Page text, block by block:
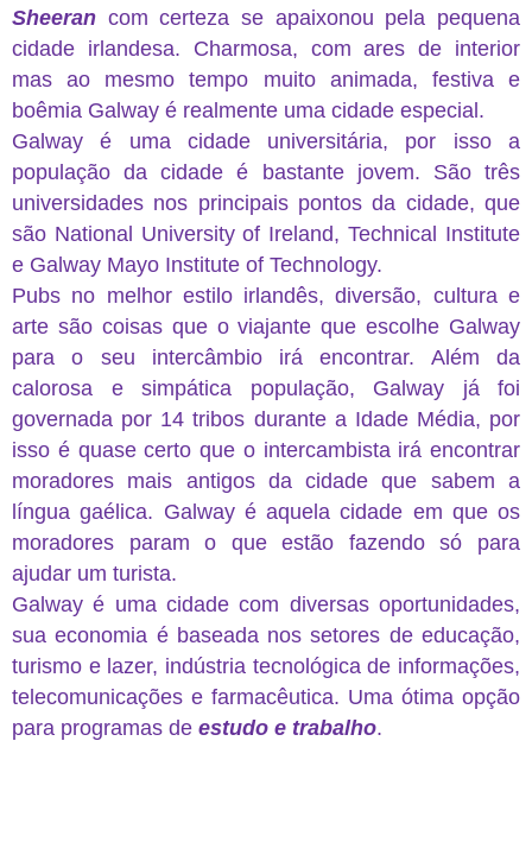
Sheeran com certeza se apaixonou pela pequena
cidade irlandesa. Charmosa, com ares de interior
mas ao mesmo tempo muito animada, festiva e
boêmia Galway é realmente uma cidade especial.
Galway é uma cidade universitária, por isso a
população da cidade é bastante jovem. São três
universidades nos principais pontos da cidade, que
são National University of Ireland, Technical Institute
e Galway Mayo Institute of Technology.
Pubs no melhor estilo irlandês, diversão, cultura e
arte são coisas que o viajante que escolhe Galway
para o seu intercâmbio irá encontrar. Além da
calorosa e simpática população, Galway já foi
governada por 14 tribos durante a Idade Média, por
isso é quase certo que o intercambista irá encontrar
moradores mais antigos da cidade que sabem a
língua gaélica. Galway é aquela cidade em que os
moradores param o que estão fazendo só para
ajudar um turista.
Galway é uma cidade com diversas oportunidades,
sua economia é baseada nos setores de educação,
turismo e lazer, indústria tecnológica de informações,
telecomunicações e farmacêutica. Uma ótima opção
para programas de estudo e trabalho.